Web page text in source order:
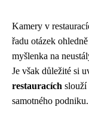
Kamery v
řadu otázek
myšlenka na
Je však důležité si
restauracích slouží
samotného podniku.